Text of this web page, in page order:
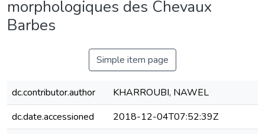
morphologiques des Chevaux
Barbes
Simple item page
dc.contributor.author
KHARROUBI, NAWEL
dc.date.accessioned
2018-12-04T07:52:39Z